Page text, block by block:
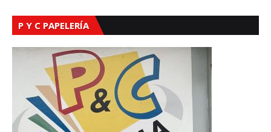
P Y C PAPELERÍA